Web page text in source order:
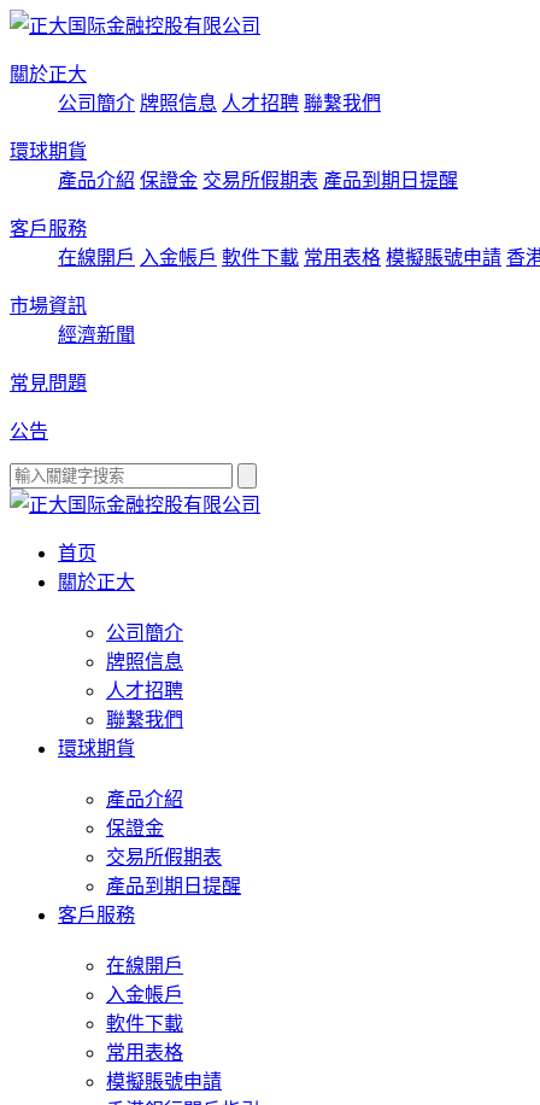
關於正大
公司簡介 牌照信息 人才招聘 聯繫我們
環球期貨
產品介紹 保證金 交易所假期表 產品到期日提醒
客戶服務
在線開戶 入金帳戶 軟件下載 常用表格 模擬賬號申請 香
市場資訊
經濟新聞
常見問題
公告
首页
關於正大
公司簡介
牌照信息
人才招聘
聯繫我們
環球期貨
產品介紹
保證金
交易所假期表
產品到期日提醒
客戶服務
在線開戶
入金帳戶
軟件下載
常用表格
模擬賬號申請